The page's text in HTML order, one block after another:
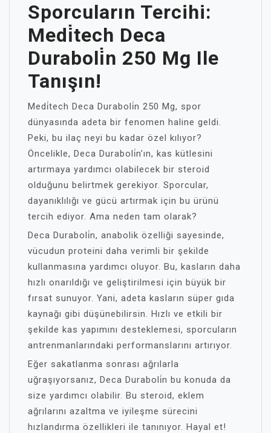
Sporcuların Tercihi:
Medi̇tech Deca
Duraboli̇n 250 Mg Ile
Tanışın!
Medi̇tech Deca Duraboli̇n 250 Mg, spor
dünyasında adeta bir fenomen haline geldi.
Peki, bu ilaç neyi bu kadar özel kılıyor?
Öncelikle, Deca Duraboli̇n’ın, kas kütlesini
artırmaya yardımcı olabilecek bir steroid
olduğunu belirtmek gerekiyor. Sporcular,
dayanıklılığı ve gücü artırmak için bu ürünü
tercih ediyor. Ama neden tam olarak?
Deca Duraboli̇n, anabolik özelliği sayesinde,
vücudun proteini daha verimli bir şekilde
kullanmasına yardımcı oluyor. Bu, kasların daha
hızlı onarıldığı ve geliştirilmesi için büyük bir
fırsat sunuyor. Yani, adeta kasların süper gıda
kaynağı gibi düşünebilirsin. Hızlı ve etkili bir
şekilde kas yapımını desteklemesi, sporcuların
antrenmanlarındaki performanslarını artırıyor.
Eğer sakatlanma sonrası ağrılarla
uğraşıyorsanız, Deca Duraboli̇n bu konuda da
size yardımcı olabilir. Bu steroid, eklem
ağrılarını azaltma ve iyileşme sürecini
hızlandırma özellikleri ile tanınıyor. Hayal et!